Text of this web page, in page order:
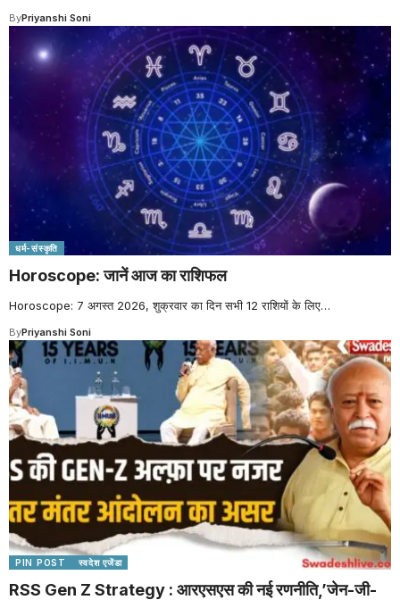
ByPriyanshi Soni
धर्म-संस्कृति
Horoscope: जानें आज का राशिफल
Horoscope: 7 अगस्त 2026, शुक्रवार का दिन सभी 12 राशियों के लिए…
ByPriyanshi Soni
PIN POST स्वदेश एजेंडा
RSS Gen Z Strategy : आरएसएस की नई रणनीति,’जेन-जी-